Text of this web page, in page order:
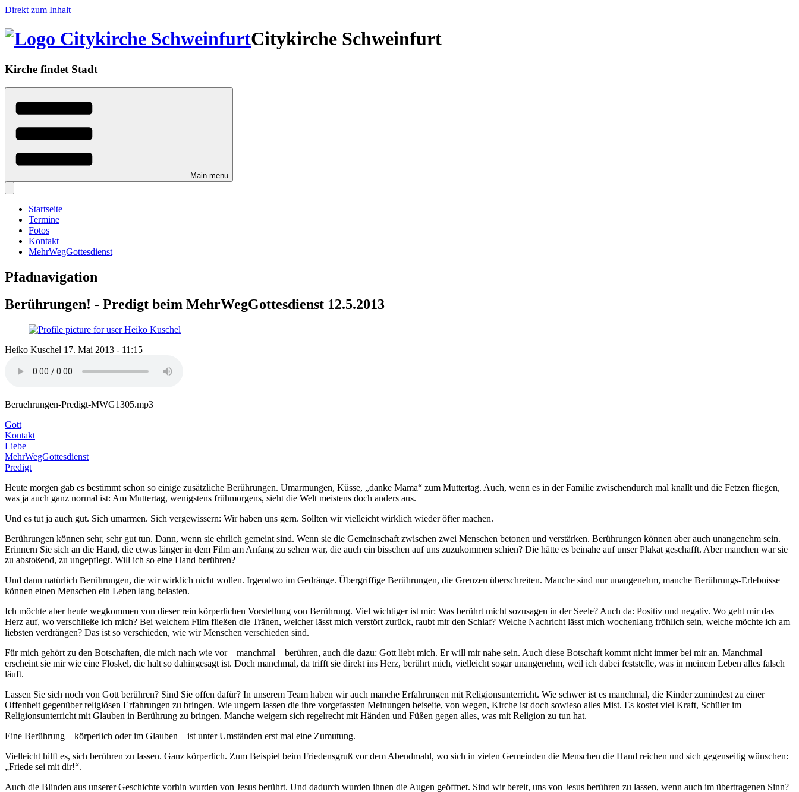
Direkt zum Inhalt
Citykirche Schweinfurt
Kirche findet Stadt
Main menu
Startseite
Termine
Fotos
Kontakt
MehrWegGottesdienst
Pfadnavigation
Berührungen! - Predigt beim MehrWegGottesdienst 12.5.2013
Heiko Kuschel 17. Mai 2013 - 11:15
Beruehrungen-Predigt-MWG1305.mp3
Gott
Kontakt
Liebe
MehrWegGottesdienst
Predigt
Heute morgen gab es bestimmt schon so einige zusätzliche Berührungen. Umarmungen, Küsse, „danke Mama“ zum Muttertag. Auch, wenn es in der Familie zwischendurch mal knallt und die Fetzen fliegen,
was ja auch ganz normal ist: Am Muttertag, wenigstens frühmorgens, sieht die Welt meistens doch anders aus.
Und es tut ja auch gut. Sich umarmen. Sich vergewissern: Wir haben uns gern. Sollten wir vielleicht wirklich wieder öfter machen.
Berührungen können sehr, sehr gut tun. Dann, wenn sie ehrlich gemeint sind. Wenn sie die Gemeinschaft zwischen zwei Menschen betonen und verstärken. Berührungen können aber auch unangenehm sein.
Erinnern Sie sich an die Hand, die etwas länger in dem Film am Anfang zu sehen war, die auch ein bisschen auf uns zuzukommen schien? Die hätte es beinahe auf unser Plakat geschafft. Aber manchen war sie
zu abstoßend, zu ungepflegt. Will ich so eine Hand berühren?
Und dann natürlich Berührungen, die wir wirklich nicht wollen. Irgendwo im Gedränge. Übergriffige Berührungen, die Grenzen überschreiten. Manche sind nur unangenehm, manche Berührungs-Erlebnisse
können einen Menschen ein Leben lang belasten.
Ich möchte aber heute wegkommen von dieser rein körperlichen Vorstellung von Berührung. Viel wichtiger ist mir: Was berührt micht sozusagen in der Seele? Auch da: Positiv und negativ. Wo geht mir das
Herz auf, wo verschließe ich mich? Bei welchem Film fließen die Tränen, welcher lässt mich verstört zurück, raubt mir den Schlaf? Welche Nachricht lässt mich wochenlang fröhlich sein, welche möchte ich am
liebsten verdrängen? Das ist so verschieden, wie wir Menschen verschieden sind.
Für mich gehört zu den Botschaften, die mich nach wie vor – manchmal – berühren, auch die dazu: Gott liebt mich. Er will mir nahe sein. Auch diese Botschaft kommt nicht immer bei mir an. Manchmal
erscheint sie mir wie eine Floskel, die halt so dahingesagt ist. Doch manchmal, da trifft sie direkt ins Herz, berührt mich, vielleicht sogar unangenehm, weil ich dabei feststelle, was in meinem Leben alles falsch
läuft.
Lassen Sie sich noch von Gott berühren? Sind Sie offen dafür? In unserem Team haben wir auch manche Erfahrungen mit Religionsunterricht. Wie schwer ist es manchmal, die Kinder zumindest zu einer
Offenheit gegenüber religiösen Erfahrungen zu bringen. Wie ungern lassen die ihre vorgefassten Meinungen beiseite, von wegen, Kirche ist doch sowieso alles Mist. Es kostet viel Kraft, Schüler im
Religionsunterricht mit Glauben in Berührung zu bringen. Manche weigern sich regelrecht mit Händen und Füßen gegen alles, was mit Religion zu tun hat.
Eine Berührung – körperlich oder im Glauben – ist unter Umständen erst mal eine Zumutung.
Vielleicht hilft es, sich berühren zu lassen. Ganz körperlich. Zum Beispiel beim Friedensgruß vor dem Abendmahl, wo sich in vielen Gemeinden die Menschen die Hand reichen und sich gegenseitig wünschen:
„Friede sei mit dir!“.
Auch die Blinden aus unserer Geschichte vorhin wurden von Jesus berührt. Und dadurch wurden ihnen die Augen geöffnet. Sind wir bereit, uns von Jesus berühren zu lassen, wenn auch im übertragenen Sinn?